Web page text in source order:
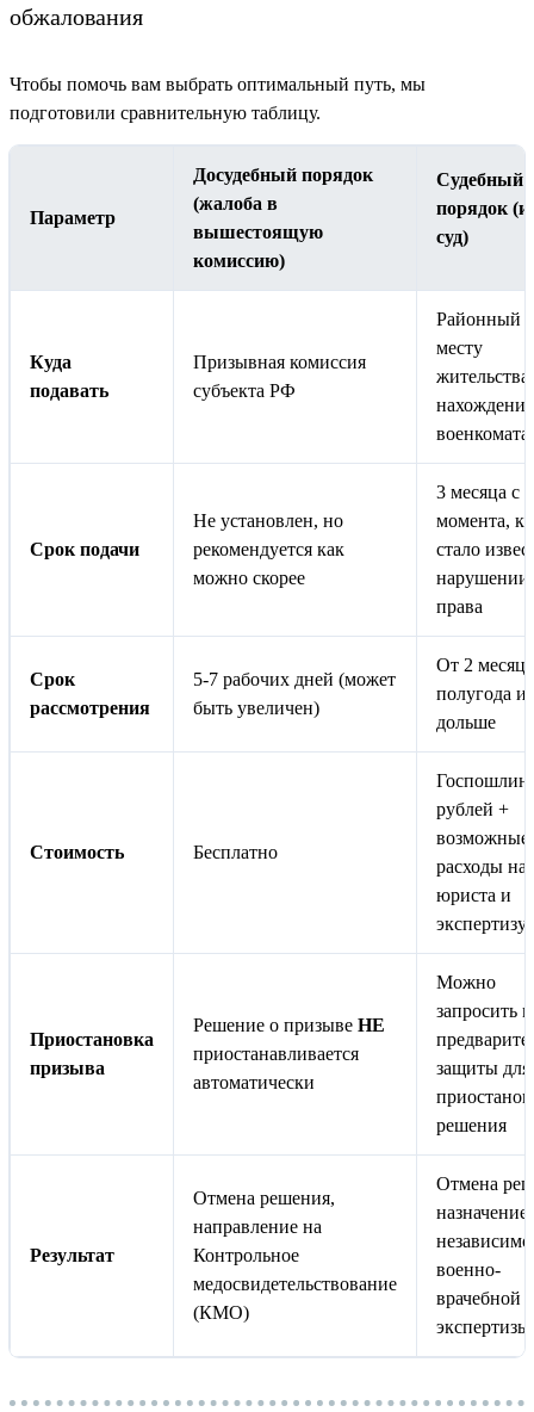
обжалования
Чтобы помочь вам выбрать оптимальный путь, мы
подготовили сравнительную таблицу.
Параметр
Досудебный порядок
(жалоба в
вышестоящую
комиссию)
Судебный
порядок
суд)
Куда
подавать
Призывная комиссия
субъекта РФ
Районный
месту
нахождения
военкомата
Срок подачи
Не установлен, но
рекомендуется как
можно скорее
3 месяца с
момента,
стало
нарушении
права
Срок
рассмотрения
5-7 рабочих дней (может
быть увеличен)
От 2
полугода и
дольше
Стоимость Бесплатно
рублей +
возможные
расходы на
юриста и
экспертизу
Приостановка
призыва
Решение о призыве НЕ
приостанавливается
автоматически
Можно
запросить
защиты для
решения
Результат
Отмена решения,
направление на
Контрольное
медосвидетельствование
(КМО)
Отмена
назначение
военно-
врачебной
экспертизы